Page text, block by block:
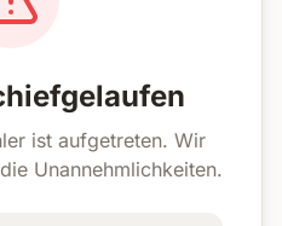
ist aufgetreten. Wir
Unannehmlichkeiten.